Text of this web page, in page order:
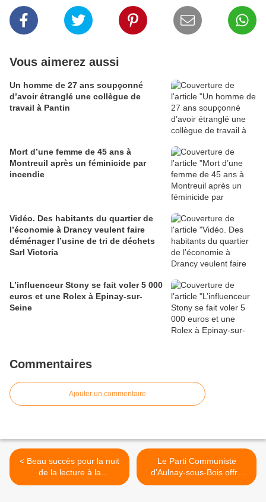
Vous aimerez aussi
Un homme de 27 ans soupçonné
d’avoir étranglé une collègue de
travail à Pantin
Mort d’une femme de 45 ans à
Montreuil après un féminicide par
incendie
Vidéo. Des habitants du quartier de
l’économie à Drancy veulent faire
déménager l’usine de tri de déchets
Sarl Victoria
L’influenceur Stony se fait voler 5 000
euros et une Rolex à Epinay-sur-
Seine
Commentaires
Ajouter un commentaire
< Beau succès pour la nuit
de la lecture à la
bibliothèque Dumont à
Le Parti Communiste
d’Aulnay-sous-Bois offre
l’apéro ! >